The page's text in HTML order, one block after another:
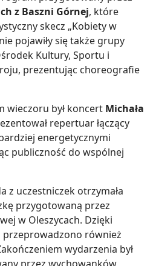
z Baszni Górnej, które
skecz „Kobiety w
pojawiły się także grupy
Kultury, Sportu i
prezentując choreografie
wieczoru był koncert Michała
repertuar łączący
energetycznymi
publiczność do wspólnej
z uczestniczek otrzymała
przygotowaną przez
w Oleszycach. Dzięki
również
wydarzenia był